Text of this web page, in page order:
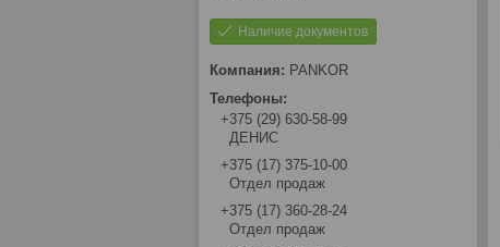
Наличие документов
PANKOR
+375 (29) 630-58-99
ДЕНИС
+375 (17) 375-10-00
Отдел продаж
+375 (17) 360-28-24
Отдел продаж